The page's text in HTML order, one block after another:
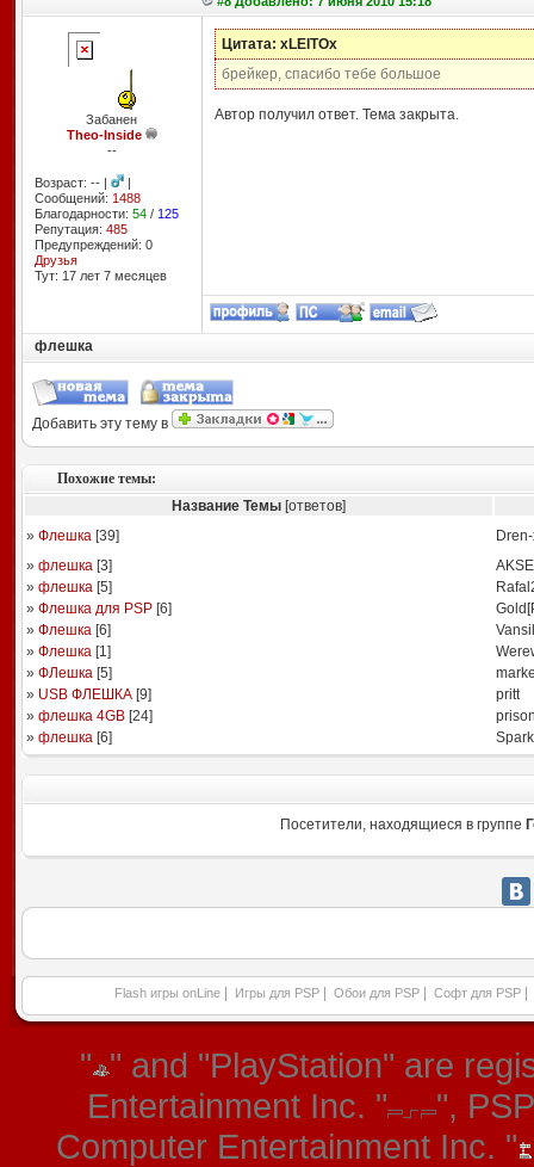
Забанен
Theo-Inside
--
Возраст: -- |
|
Сообщений: 1488
Благодарности: 54/ 125
Репутация: 485
Предупреждений: 0
Друзья
Тут: 17 лет 7 месяцев
Цитата: xLEITOx
брейкер, спасибо тебе большое
Автор получил ответ. Тема закрыта.
флешка
Добавить эту тему в
Похожие темы:
Название Темы[ответов]
» Флешка[39]
» флешка[3]
AKSE
» флешка[5]
» Флешка для PSP[6]
» Флешка[6]
» Флешка[1]
» ФЛешка[5]
» USB ФЛЕШКА[9]
pritt
» флешка 4GB[24]
» флешка[6]
Посетители, находящиеся в группе
Flash игры onLine Игры для PSP Обои для PSP Софт для PSP
" " and "PlayStation" are
Entertainment Inc. "
",
Computer Entertainment Inc. "